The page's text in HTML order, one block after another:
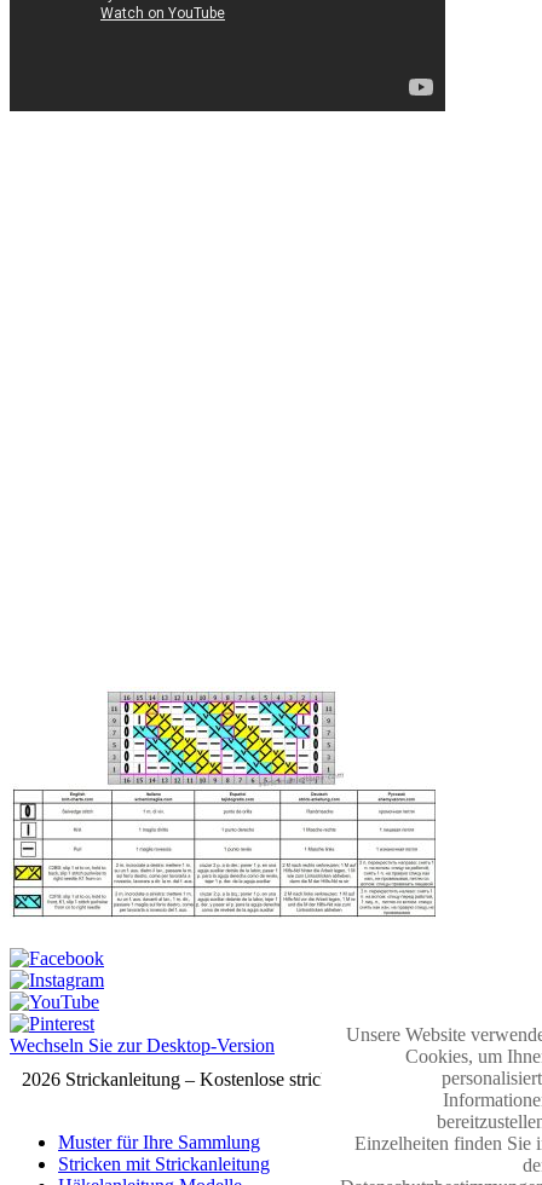
Wechseln Sie zur Desktop-Version
2026 Strickanleitung – Kostenlose strickmuster
Muster für Ihre Sammlung
Stricken mit Strickanleitung
Unsere Website
Cookies, um
Einzelheiten finden Sie